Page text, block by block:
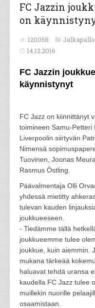
FC Jazzin
on
120058
14.12.2016
FC Jazzin
käynnistynyt
FC Jazz on kiinnittänyt
toimineen Samu-Petteri
Liverpoolin siirtyvän
Nimensä
Tuovinen, Joonas
Rasmus Östling.
Päävalmentaja Olli
yhdessä mietitty
tulevan kauden
joukkueeseen.
- Tiedämme tällä
joukkueemme tulee
joukkue, kuin aiemmin.
mukana tärkeää
haluavat tehdä uransa
kaudella FC Jazz tulee
muillekin nuorille
osaamistaan.